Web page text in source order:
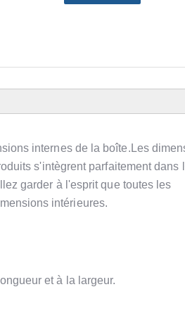
internes de la boîte.Les
s'intègrent parfaitement dans
garder à l'esprit que toutes les
intérieures.
et à la largeur.